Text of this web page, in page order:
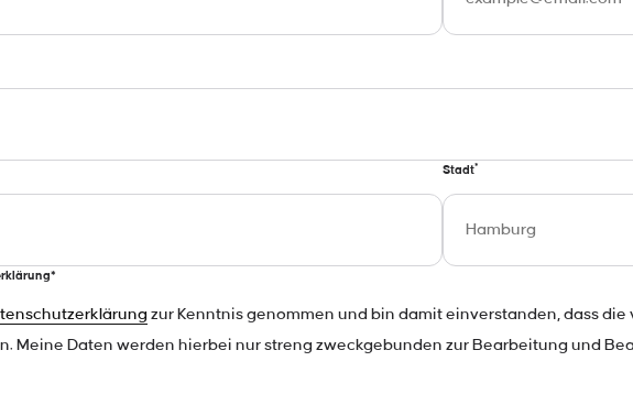
Stadt*
zur Kenntnis genommen und bin damit einverstanden, dass
Meine Daten werden hierbei nur streng zweckgebunden zur Bearbeitung und